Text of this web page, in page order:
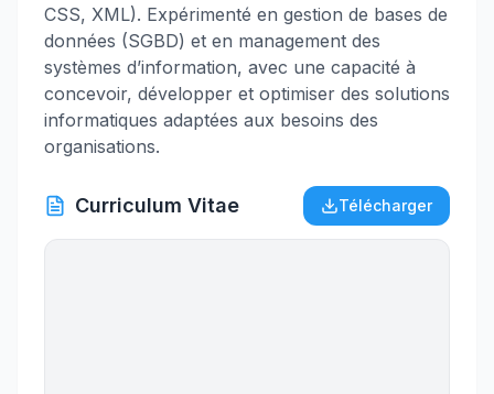
CSS, XML). Expérimenté en gestion de bases de
données (SGBD) et en management des
systèmes d’information, avec une capacité à
concevoir, développer et optimiser des solutions
informatiques adaptées aux besoins des
organisations.
Curriculum Vitae Télécharger